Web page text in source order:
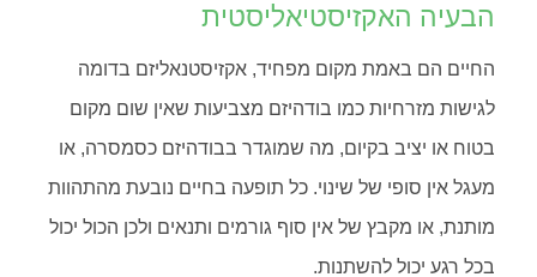
הבעיה האקזיסטיאליסטית
החיים הם באמת מקום מפחיד, אקזיסטנאליזם בדומה
לגישות מזרחיות כמו בודהיזם מצביעות שאין שום מקום
בטוח או יציב בקיום, מה שמוגדר בבודהיזם כסמסרה, או
מעגל אין סופי של שינוי. כל תופעה בחיים נובעת מהתהוות
מותנת, או מקבץ של אין סוף גורמים ותנאים ולכן הכול יכול
בכל רגע יכול להשתנות.